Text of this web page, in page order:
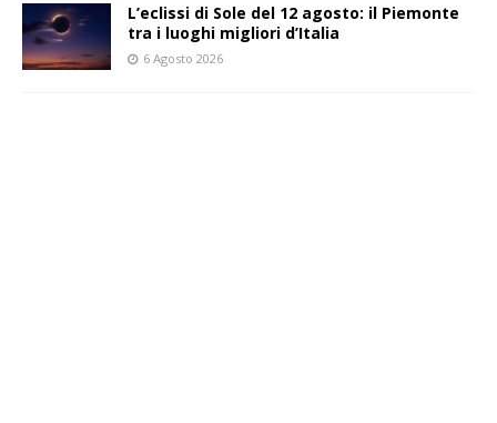
L’eclissi di Sole del 12 agosto: il Piemonte
tra i luoghi migliori d’Italia
6 Agosto 2026